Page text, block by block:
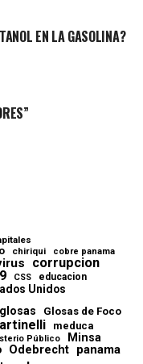
EN LA GASOLINA?
chiriqui cobre panama
corrupcion
CSS educacion
Unidos
glosas Glosas de Foco
meduca
Público Minsa
Odebrecht panama